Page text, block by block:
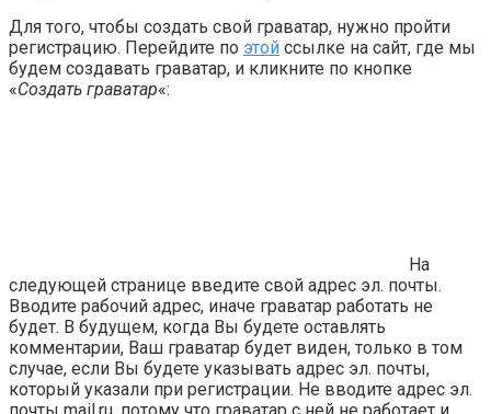
Для того, чтобы создать свой граватар, нужно пройти
регистрацию. Перейдите по этой ссылке на сайт, где мы
будем создавать граватар, и кликните по кнопке
«Создать граватар«:
На
следующей странице введите свой адрес эл. почты.
Вводите рабочий адрес, иначе граватар работать не
будет. В будущем, когда Вы будете оставлять
комментарии, Ваш граватар будет виден, только в том
случае, если Вы будете указывать адрес эл. почты,
который указали при регистрации. Не вводите адрес эл.